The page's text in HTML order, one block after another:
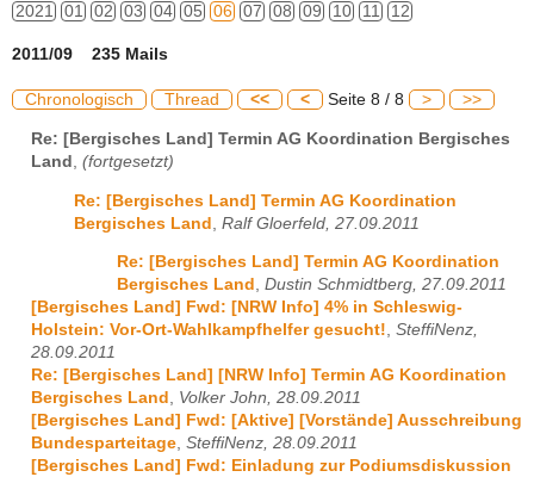
2021 01 02 03 04 05 06 07 08 09 10 11 12
2011/09 235 Mails
Chronologisch Thread << < Seite 8 / 8 > >>
Re: [Bergisches Land] Termin AG Koordination Bergisches
Land
(fortgesetzt)
Re: [Bergisches Land] Termin AG Koordination
Bergisches Land Ralf Gloerfeld, 27.09.2011
Re: [Bergisches Land] Termin AG Koordination
Bergisches Land , Dustin Schmidtberg, 27.09.2011
[Bergisches Land] Fwd: [NRW Info] 4% in Schleswig-
Holstein: Vor-Ort-Wahlkampfhelfer gesucht!, SteffiNenz,
28.09.2011
Re: [Bergisches Land] [NRW Info] Termin AG Koordination
Bergisches Land , Volker John, 28.09.2011
[Bergisches Land] Fwd: [Aktive] [Vorstände] Ausschreibung
Bundesparteitage, SteffiNenz, 28.09.2011
[Bergisches Land] Fwd: Einladung zur Podiumsdiskussion